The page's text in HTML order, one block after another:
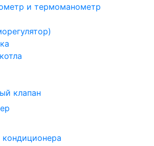
и термоманометр
клапан